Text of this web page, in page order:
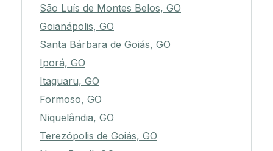
São Luís de Montes Belos, GO
Goianápolis, GO
Santa Bárbara de Goiás, GO
Iporá, GO
Itaguaru, GO
Formoso, GO
Niquelândia, GO
Terezópolis de Goiás, GO